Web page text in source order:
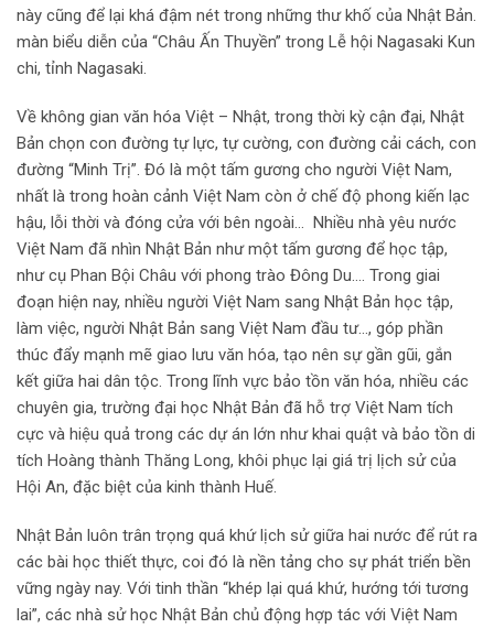
này cũng để lại khá đậm nét trong những thư khố của Nhật Bản.
màn biểu diễn của “Châu Ấn Thuyền” trong Lễ hội Nagasaki Kun
chi, tỉnh Nagasaki.
Về không gian văn hóa Việt – Nhật, trong thời kỳ cận đại, Nhật
Bản chọn con đường tự lực, tự cường, con đường cải cách, con
đường “Minh Trị”. Đó là một tấm gương cho người Việt Nam,
nhất là trong hoàn cảnh Việt Nam còn ở chế độ phong kiến lạc
hậu, lỗi thời và đóng cửa với bên ngoài… Nhiều nhà yêu nước
Việt Nam đã nhìn Nhật Bản như một tấm gương để học tập,
như cụ Phan Bội Châu với phong trào Đông Du…. Trong giai
đoạn hiện nay, nhiều người Việt Nam sang Nhật Bản học tập,
làm việc, người Nhật Bản sang Việt Nam đầu tư…, góp phần
thúc đẩy mạnh mẽ giao lưu văn hóa, tạo nên sự gần gũi, gắn
kết giữa hai dân tộc. Trong lĩnh vực bảo tồn văn hóa, nhiều các
chuyên gia, trường đại học Nhật Bản đã hỗ trợ Việt Nam tích
cực và hiệu quả trong các dự án lớn như khai quật và bảo tồn di
tích Hoàng thành Thăng Long, khôi phục lại giá trị lịch sử của
Hội An, đặc biệt của kinh thành Huế.
Nhật Bản luôn trân trọng quá khứ lịch sử giữa hai nước để rút ra
các bài học thiết thực, coi đó là nền tảng cho sự phát triển bền
vững ngày nay. Với tinh thần “khép lại quá khứ, hướng tới tương
lai”, các nhà sử học Nhật Bản chủ động hợp tác với Việt Nam